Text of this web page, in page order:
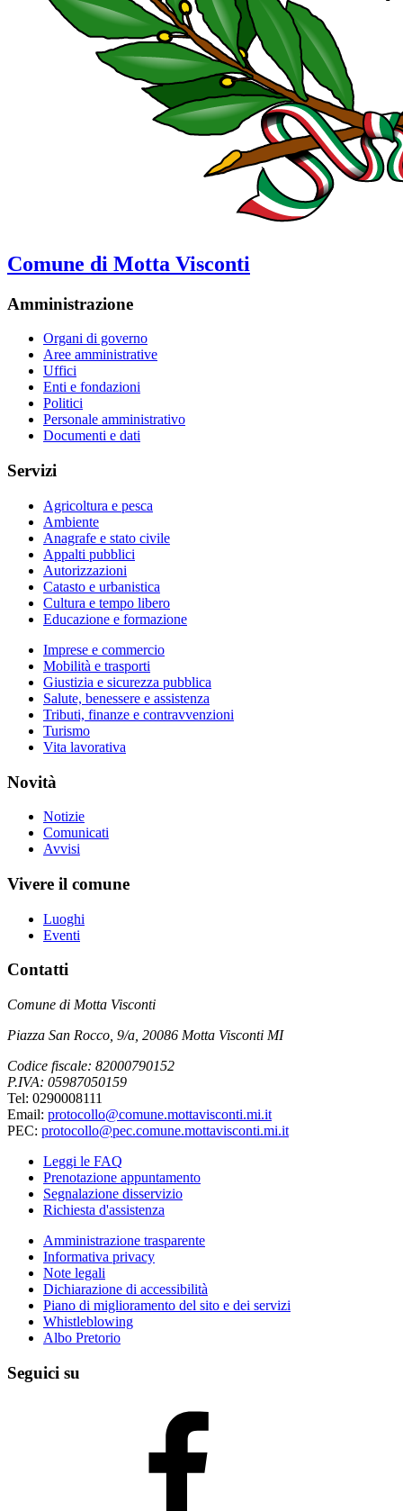
Comune di Motta Visconti
Amministrazione
Organi di governo
Aree amministrative
Uffici
Enti e fondazioni
Politici
Personale amministrativo
Documenti e dati
Servizi
Agricoltura e pesca
Ambiente
Anagrafe e stato civile
Appalti pubblici
Autorizzazioni
Catasto e urbanistica
Cultura e tempo libero
Educazione e formazione
Imprese e commercio
Mobilità e trasporti
Giustizia e sicurezza pubblica
Salute, benessere e assistenza
Tributi, finanze e contravvenzioni
Turismo
Vita lavorativa
Novità
Notizie
Comunicati
Avvisi
Vivere il comune
Luoghi
Eventi
Contatti
Comune di Motta Visconti
Piazza San Rocco, 9/a, 20086 Motta Visconti MI
Codice fiscale: 82000790152
P.IVA: 05987050159
Tel: 0290008111
Email: protocollo@comune.mottavisconti.mi.it
PEC: protocollo@pec.comune.mottavisconti.mi.it
Leggi le FAQ
Prenotazione appuntamento
Segnalazione disservizio
Richiesta d'assistenza
Amministrazione trasparente
Informativa privacy
Note legali
Dichiarazione di accessibilità
Piano di miglioramento del sito e dei servizi
Whistleblowing
Albo Pretorio
Seguici su